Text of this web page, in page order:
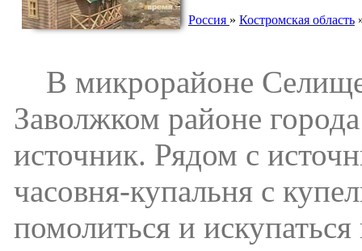
Россия » Костромская область
В микрорайоне
Заволжком районе
источник. Рядом с
часовня-купальня с
помолиться и